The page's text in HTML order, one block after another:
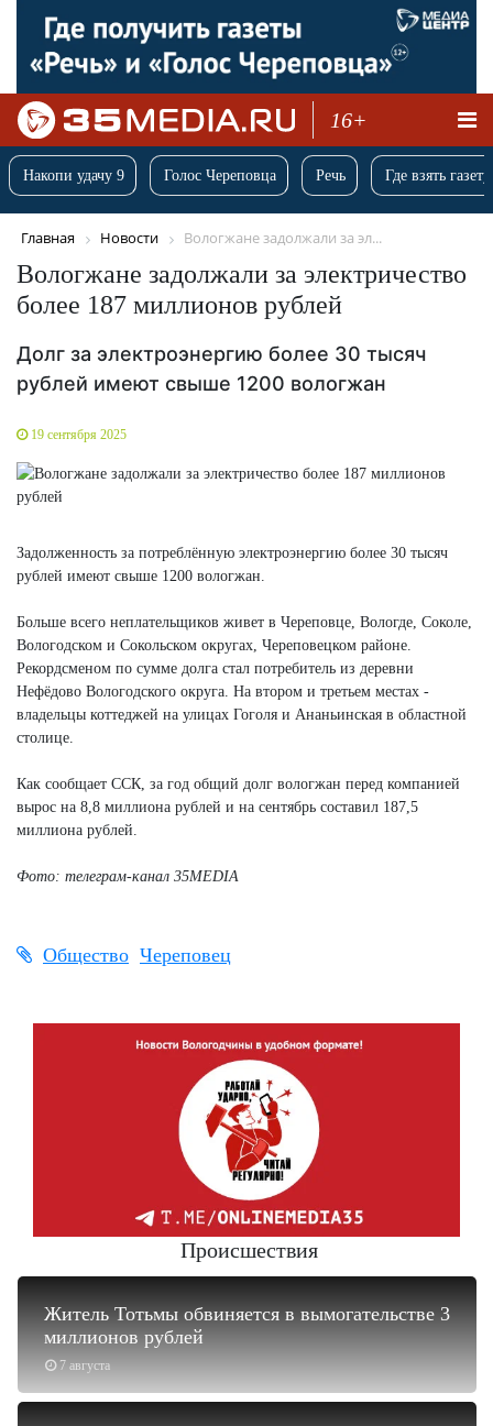
16+
Накопи удачу 9 Голос Череповца Речь Где взять
Главная Новости Вологжане задолжали за эл...
Вологжане задолжали за электричество
более 187 миллионов рублей
Долг за электроэнергию более 30 тысяч
рублей имеют свыше 1200 вологжан
19 сентября 2025
Задолженность за потреблённую электроэнергию более 30 тысяч
рублей имеют свыше 1200 вологжан.
Больше всего неплательщиков живет в Череповце, Вологде, Соколе,
Вологодском и Сокольском округах, Череповецком районе.
Рекордсменом по сумме долга стал потребитель из деревни
Нефёдово Вологодского округа. На втором и третьем местах -
владельцы коттеджей на улицах Гоголя и Ананьинская в областной
столице.
Как сообщает ССК, за год общий долг вологжан перед компанией
вырос на 8,8 миллиона рублей и на сентябрь составил 187,5
миллиона рублей.
Фото: телеграм-канал 35MEDIA
Общество Череповец
Происшествия
7 августа
Житель Тотьмы обвиняется в вымогательстве 3
миллионов рублей